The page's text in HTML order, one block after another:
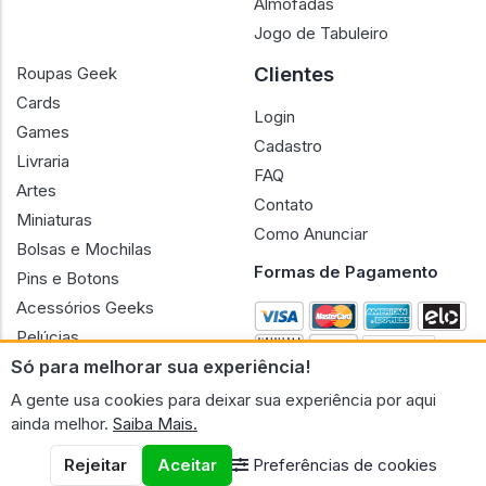
Só para melhorar sua experiência!
A gente usa cookies para deixar sua experiência por aqui
ainda melhor. Saiba Mais.
Rejeitar
Aceitar Preferências de cookies
Jogo de Tabuleiro
Roupas Geek
Cards
Games
Livraria
Artes
Miniaturas
Bolsas e Mochilas
Pins e Botons
Acessórios Geeks
Pelúcias
Bonecas
Clientes
Login
Cadastro
FAQ
Contato
Como Anunciar
Formas de Pagamento